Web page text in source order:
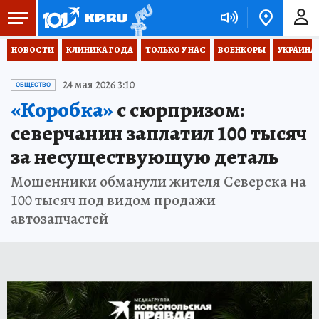
НОВОСТИ КЛИНИКА ГОДА ТОЛЬКО У НАС ВОЕНКОРЫ
ОБЩЕСТВО 24 мая 2026 3:10
«Коробка»с сюрпризом:
северчанин заплатил 100 тысяч
за несуществующую деталь
Мошенники обманули жителя Северска на
100 тысяч под видом продажи
автозапчастей